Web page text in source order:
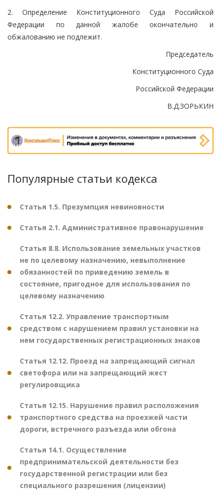
2. Определение Конституционного Суда Российской
Федерации по данной жалобе окончательно и
обжалованию не подлежит.
Председатель
Конституционного Суда
Российской Федерации
В.Д.ЗОРЬКИН
Популярные статьи кодекса
Статья 1.5. Презумпция невиновности
Статья 2.1. Административное правонарушение
Статья 8.8. Использование земельных участков
не по целевому назначению, невыполнение
обязанностей по приведению земель в
состояние, пригодное для использования по
целевому назначению
Статья 12.2. Управление транспортным
средством с нарушением правил установки на
нем государственных регистрационных знаков
Статья 12.12. Проезд на запрещающий сигнал
светофора или на запрещающий жест
регулировщика
Статья 12.15. Нарушение правил расположения
транспортного средства на проезжей части
дороги, встречного разъезда или обгона
Статья 14.1. Осуществление
предпринимательской деятельности без
государственной регистрации или без
специального разрешения (лицензии)